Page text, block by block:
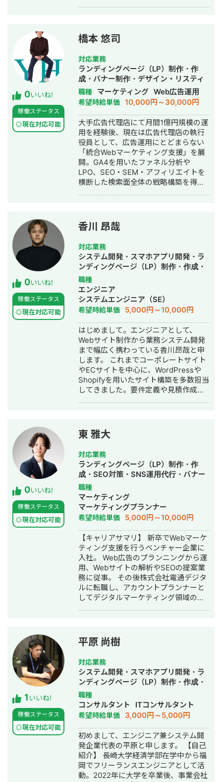
推進を経験 - 市場調査・業界選定・
営業リスト作成（toB営業） -
Google Spreadsheetを用いた業務効
率化 ・4年ほど自身の法人でWebマー
ケティングに関する下記業務を経験
- Web広告（Meta、Googleリスティ
ング）運用 - LP制作・LPO - コン
テンツSEOのディレクター・PM業務
- マーケティング施策の統括・PM業
務 "事実"と"数字"を精緻に把握し、堅
く利益が上がるWeb施策をご提案いた
します。 ご相談の際は下記のLINEまで
ご連絡ください。
http://works.do/53RFbvO
0いいね!
稼働ステータス
◎現在対応可能
橋本 悠司
対応業務
ランディングページ（LP）制作・作
成・バナー制作・デザイン・リスティ
ング広告運用代行
職種 マーケティング Web広告運用
希望時給単価 10,000円～30,000円
大手広告代理店にて月間1億円規模の運
用を経験後、現在は広告代理店の執行
役員として、広告運用にとどまらない
「統合Webマーケティング支援」を展
開。GA4を用いたファネル分析や
LPO、SEO・SEM・アフィリエイトを
横断した検索面全体の戦略構築を得意
式会社 ・2021年12月〜2024年3月：
株式会社デジタルアイデンティティ ▼
得意領域・対応可能業務 ・デジタル広
告運用・統合戦略 ・データ分析・LPO
/ UI/UX改善（GA4ファネル分析、ヒー
トマップ解析、フォーム改修） ・クリ
エイティブ制作・ディレクション（バ
ナー / LP / 動画の企画・制作供給体制
構築） ・マルチチャネル施策（SEO /
アフィリエイト / LINE公式アカウント
運用 / CRM） ・年間マーケティング戦
略・予算計画の立案 ▼主な実績 ①化
粧品EC GA4分析に基づくフォーム改善
およびN1インタビューによるクリエイ
ティブ刷新により、CPAを約52%削減
（2.5万円→1.2万円）。4年ぶりとなる
事業目標達成に貢献。 ②人材SaaS 計
測環境の再構築（GTM/GA）から広
告・SEO・LP・動画制作までを一貫支
③社内表彰 大手代理店にて社内MVP2
回受賞・2回ノミネート、ベストプロジ
ェクト賞ノミネート（全社投票
TOP3）などを多数受賞。 ▼過去運用
媒体・ツール運用可能媒体 Google（検
索・GDA・P-MAX・YouTube）、
Yahoo!（YDA/YAD）、Meta、
TikTok、X、Microsoft、Logicad、
Criteo、Taboola、TVer、Docomo Ad
Network、Amazon Fire TV
0いいね!
稼働ステータス
◎現在対応可能
香川 昂哉
対応業務
システム開発・スマホアプリ開発・ラ
ンディングページ（LP）制作・作成・
ECサイト構築・ネットショップ作成代
行・SEO対策・ホームページ制作・作
成・バナー制作・デザイン・ロゴデザ
イン・作成
職種
エンジニア
システムエンジニア（SE）
希望時給単価 5,000円～10,000円
はじめまして。エンジニアとして、
Webサイト制作から業務システム開発
まで幅広く携わっている香川昂哉と申
します。 これまでコーポレートサイト
やECサイトを中心に、WordPressや
Shopifyを用いたサイト構築を多数担当
してきました。要件定義や見積作成と
た、PHPやPythonを用いたシステム開
発、API連携、AWS環境でのサーバー
運用、自動化ツールの開発など、バッ
クエンド領域にも携わり、お客様の業
務効率化や課題解決を支援してきまし
た。 私が大切にしているのは、「作る
こと」ではなく「課題を解決するこ
と」です。お客様の要望をそのまま形
にするだけではなく、目的や課題を理
解したうえで、より良い方法を提案
し、成果につながるWebサイトやシス
テムを提供することを心掛けていま
す。 新しい技術を学ぶことが好きで、
近年はAIを活用した開発や業務効率化
にも積極的に取り組んでいます。これ
からも技術力と提案力を磨きながら、
多くの人に価値を提供できるエンジニ
アを目指していきたいと考えていま
す。
0いいね!
稼働ステータス
◎現在対応可能
東 雅大
対応業務
ランディングページ（LP）制作・作
成・SEO対策・SNS運用代行・バナー
制作・デザイン・リスティング広告運
用代行・採用代行
職種
マーケティング
マーケティングプランナー
希望時給単価 5,000円～10,000円
【キャリアサマリ】 新卒でWebマーケ
ティング支援を行うベンチャー企業に
入社。 Web広告のプランニングから運
用、Webサイトの解析やSEOの提案業
務に従事。 その後株式会社電通デジタ
ルに転職し、アカウントプランナーと
してデジタルマーケティング領域の企
告、SEOからペルソナ設計、DX支援ま
で、デジタルマーケティングのフルフ
ァネル最適化支援に取り組んでいる。
【経験プロジェクト】 マーケティング
支援会社・広告代理店時代では広告を
中心とした顧客のマーケティング課題
に対して提案業務、実際の運用進行の
プロジェクトに関わる。経験プロジェ
クトは以下の通り ・アパレル：ECサイ
トの解析とWeb広告の運用 ・広告代理
店：問い合わせ増加目的によるブログ
記事の拡充 ・司法書士事務所：成約確
度を上げるためのマーケティングファ
ネルの強化 ・テーマパーク：新アトラ
クション、イベントの認知施策 ・日用
1いいね!
稼働ステータス
◎現在対応可能
平原 尚樹
対応業務
システム開発・スマホアプリ開発・ラ
ンディングページ（LP）制作・作成・
Youtubeチャンネル運営代行・立ち上
げ・ECサイト構築・ネットショップ作
成代行・SEO対策・新規事業立上・
SNS運用代行・キャスティング・記事
作成代行・ライティング・翻訳・事務
代行・ホームページ制作・作成・バナ
ー制作・デザイン・ロゴデザイン・作
成・イラスト制作・リスティング広告
運用代行・オウンドメディア制作・構
職種
コンサルタント ITコンサルタント
希望時給単価 3,000円～5,000円
初めまして、エンジニア兼システム開
発企業代表の平原と申します。 【自己
紹介】 長崎大学経済学部在学中から福
岡でフリーランスエンジニアとして活
動。2022年に大学を卒業後、事業会社